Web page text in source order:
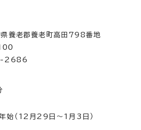
老郡養老町高田798番地
2686
年始（12月29日～1月3日）